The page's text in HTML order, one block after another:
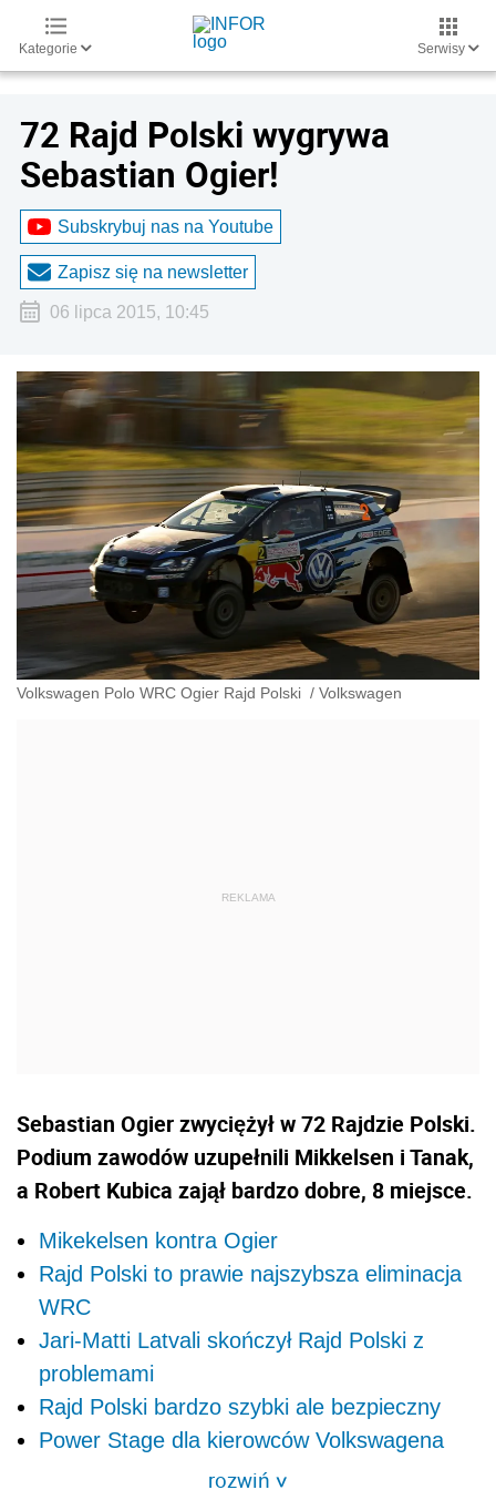
Kategorie Serwisy
72 Rajd Polski wygrywa
Sebastian Ogier!
Subskrybuj nas na Youtube
Zapisz się na newsletter
06 lipca 2015, 10:45
Volkswagen Polo WRC Ogier Rajd Polski / Volkswagen
Sebastian Ogier zwyciężył w 72 Rajdzie Polski.
Podium zawodów uzupełnili Mikkelsen i Tanak,
a Robert Kubica zajął bardzo dobre, 8 miejsce.
Mikekelsen kontra Ogier
Rajd Polski to prawie najszybsza eliminacja
WRC
Jari-Matti Latvali skończył Rajd Polski z
problemami
Rajd Polski bardzo szybki ale bezpieczny
Power Stage dla kierowców Volkswagena
rozwiń>